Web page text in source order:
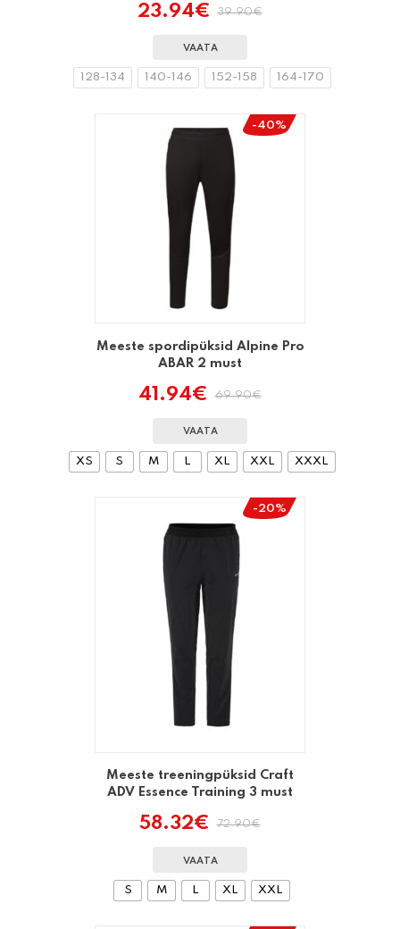
39.90€
Algne
oli:
39.90€.
23.94€
Praegune
on:
23.94€.
VAATA
128-134 140-146 152-158 164-170
-40%
Meeste spordipüksid Alpine Pro
ABAR 2 must
69.90€
Algne
oli:
69.90€.
41.94€Praegune
on:
41.94€.
VAATA
XS S M XL XXL XXXL
-20%
Meeste treeningpüksid Craft
ADV Essence Training 3 must
72.90€
Algne
oli:
72.90€.
58.32€
Praegune
on:
58.32€.
VAATA
S M L XL XXL